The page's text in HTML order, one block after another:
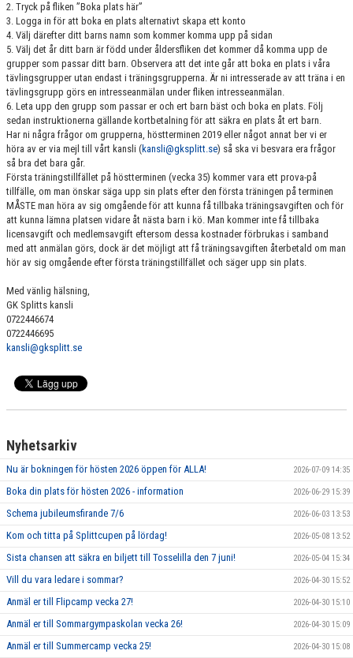
2. Tryck på fliken ”Boka plats här”
3. Logga in för att boka en plats alternativt skapa ett konto
4. Välj därefter ditt barns namn som kommer komma upp på sidan
5. Välj det år ditt barn är född under åldersfliken det kommer då komma upp de
grupper som passar ditt barn. Observera att det inte går att boka en plats i våra
tävlingsgrupper utan endast i träningsgrupperna. Är ni intresserade av att träna i en
tävlingsgrupp görs en intresseanmälan under fliken intresseanmälan.
6. Leta upp den grupp som passar er och ert barn bäst och boka en plats. Följ
sedan instruktionerna gällande kortbetalning för att säkra en plats åt ert barn.
Har ni några frågor om grupperna, höstterminen 2019 eller något annat ber vi er
höra av er via mejl till vårt kansli (kansli@gksplitt.se) så ska vi besvara era frågor
så bra det bara går.
Första träningstillfället på höstterminen (vecka 35) kommer vara ett prova-på
tillfälle, om man önskar säga upp sin plats efter den första träningen på terminen
MÅSTE man höra av sig omgående för att kunna få tillbaka träningsavgiften och för
att kunna lämna platsen vidare åt nästa barn i kö. Man kommer inte få tillbaka
licensavgift och medlemsavgift eftersom dessa kostnader förbrukas i samband
med att anmälan görs, dock är det möjligt att få träningsavgiften återbetald om man
hör av sig omgående efter första träningstillfället och säger upp sin plats.
Med vänlig hälsning,
GK Splitts kansli
0722446674
0722446695
kansli@gksplitt.se
Nyhetsarkiv
Nu är bokningen för hösten 2026 öppen för ALLA! 2026-07-09 14:35
Boka din plats för hösten 2026 - information 2026-06-29 15:39
Schema jubileumsfirande 7/6 2026-06-03 13:53
Kom och titta på Splittcupen på lördag! 2026-05-08 13:52
Sista chansen att säkra en biljett till Tosselilla den 7 juni! 2026-05-04 15:34
Vill du vara ledare i sommar? 2026-04-30 15:52
Anmäl er till Flipcamp vecka 27! 2026-04-30 15:10
Anmäl er till Sommargympaskolan vecka 26! 2026-04-30 15:09
Anmäl er till Summercamp vecka 25! 2026-04-30 15:08